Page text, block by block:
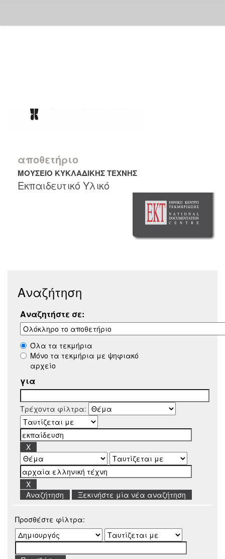
αποθετήριο
ΜΟΥΣΕΙΟ ΚΥΚΛΑΔΙΚΗΣ ΤΕΧΝΗΣ
Εκπαιδευτικό Υλικό
Αναζήτηση
Αναζητήστε σε:
Όλα τα τεκμήρια
Μόνο τα τεκμήρια με ψηφιακό
αρχείο
για
Τρέχοντα φίλτρα:
Ξεκινήστε μία νέα αναζήτηση
Προσθέστε φίλτρα: